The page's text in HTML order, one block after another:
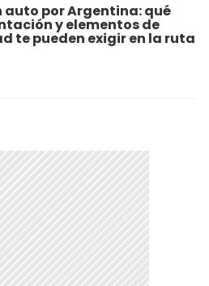
auto por Argentina: qué
y elementos de
te pueden exigir en la ruta